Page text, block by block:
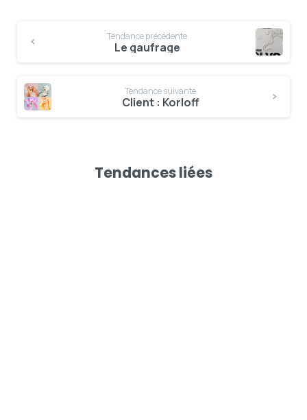
Tendance précédente
Le gaufrage
Tendance suivante
Client : Korloff
Tendances liées